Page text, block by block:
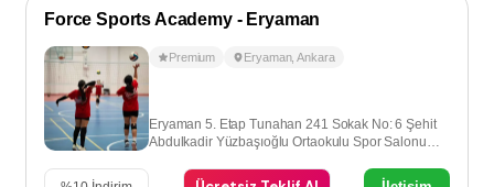
Force Sports Academy - Eryaman
Premium Eryaman,Ankara
Eryaman 5. Etap Tunahan 241 Sokak No: 6 Şehit
Abdulkadir Yüzbaşıoğlu Ortaokulu Spor Salonu